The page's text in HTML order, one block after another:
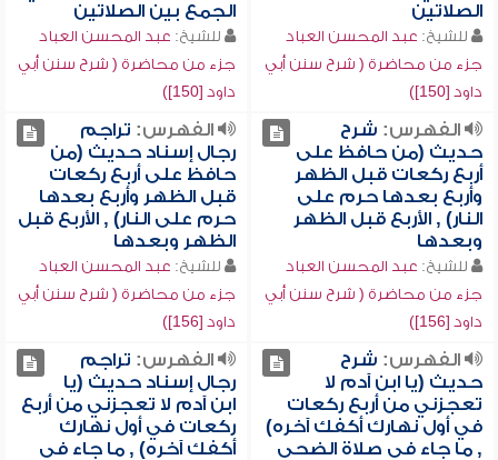
الصلاتين
للشيخ: عبد المحسن العباد
جزء من محاضرة ( شرح سنن أبي
داود [150])
الجمع بين الصلاتين
للشيخ: عبد المحسن العباد
جزء من محاضرة ( شرح سنن أبي
داود [150])
الفهرس: شرح
حديث (من حافظ على
أربع ركعات قبل الظهر
وأربع بعدها حرم على
النار) , الأربع قبل الظهر
وبعدها
للشيخ: عبد المحسن العباد
جزء من محاضرة ( شرح سنن أبي
داود [156])
الفهرس: تراجم
رجال إسناد حديث (من
حافظ على أربع ركعات
قبل الظهر وأربع بعدها
حرم على النار) , الأربع قبل
الظهر وبعدها
للشيخ: عبد المحسن العباد
جزء من محاضرة ( شرح سنن أبي
داود [156])
الفهرس: شرح
حديث (يا ابن آدم لا
تعجزني من أربع ركعات
في أول نهارك أكفك آخره)
, ما جاء في صلاة الضحى
الفهرس: تراجم
رجال إسناد حديث (يا
ابن آدم لا تعجزني من أربع
ركعات في أول نهارك
أكفك آخره) , ما جاء في